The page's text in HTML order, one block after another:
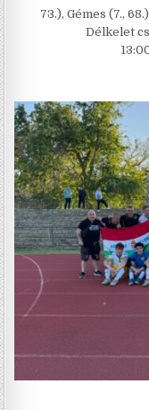
73.), Gémes (7.,
Délkelet